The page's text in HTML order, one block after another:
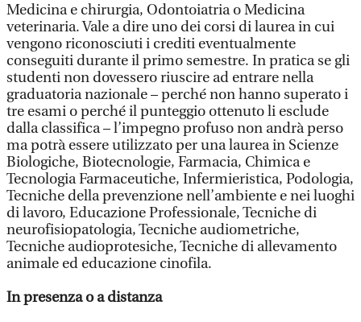
Medicina e chirurgia, Odontoiatria o Medicina
veterinaria. Vale a dire uno dei corsi di laurea in cui
vengono riconosciuti i crediti eventualmente
conseguiti durante il primo semestre. In pratica se gli
studenti non dovessero riuscire ad entrare nella
graduatoria nazionale – perché non hanno superato i
tre esami o perché il punteggio ottenuto li esclude
dalla classifica – l’impegno profuso non andrà perso
ma potrà essere utilizzato per una laurea in Scienze
Biologiche, Biotecnologie, Farmacia, Chimica e
Tecnologia Farmaceutiche, Infermieristica, Podologia,
Tecniche della prevenzione nell’ambiente e nei luoghi
di lavoro, Educazione Professionale, Tecniche di
neurofisiopatologia, Tecniche audiometriche,
Tecniche audioprotesiche, Tecniche di allevamento
animale ed educazione cinofila.
In presenza o a distanza